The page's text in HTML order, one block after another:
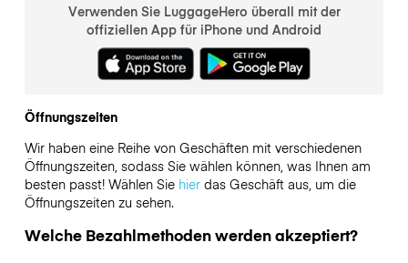
Verwenden Sie LuggageHero überall mit der
offiziellen App für iPhone und Android
Öffnungszeiten
Wir haben eine Reihe von Geschäften mit verschiedenen
Öffnungszeiten, sodass Sie wählen können, was Ihnen am
besten passt! Wählen Sie hierdas Geschäft aus, um die
Öffnungszeiten zu sehen.
Welche Bezahlmethoden werden akzeptiert?